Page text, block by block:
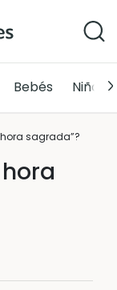
Bebés Niños
sagrada”?